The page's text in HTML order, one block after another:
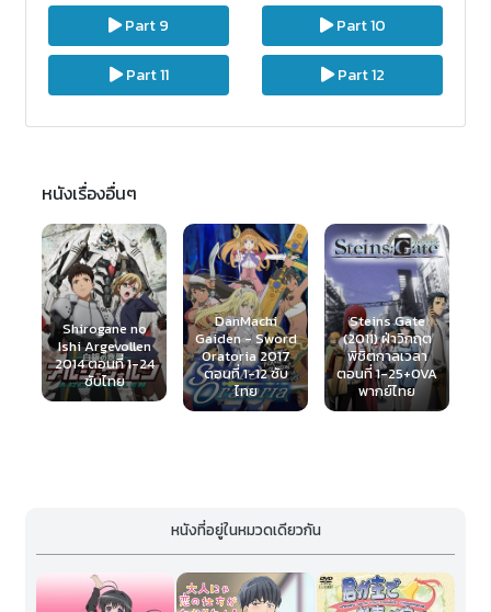
Part 9 Part 10
Part 11 Part 12
หนังเรื่องอื่นๆ
DanMachi
Gaiden - Sword
Oratoria 2017
ตอนที่ 1-12 ซับ
ไทย
Steins Gate
(2011) ฝ่าวิกฤต
พิชิตกาลเวลา
ตอนที่ 1-25+OVA
พากย์ไทย
Inu x Boku SS
2012 คุณหนูปาก
ร้าย x จิ้งจอก
ปีศาจ ตอนที่ 1-13
พากย์ไทย
หนังที่อยู่ในหมวดเดียวกัน